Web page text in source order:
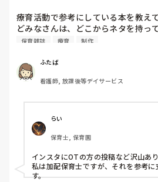
療育活動で参考にしている本を教え
どみなさんは、どこからネタを持っ
本で参考にできるものがあれば、知
保育雑誌 療育 制作
ふたば
看護師, 放課後等デイサービス
らい
保育士, 保育園
インスタにOTの方の投稿など沢山あり
私は加配保育士ですが、それを参考
す。